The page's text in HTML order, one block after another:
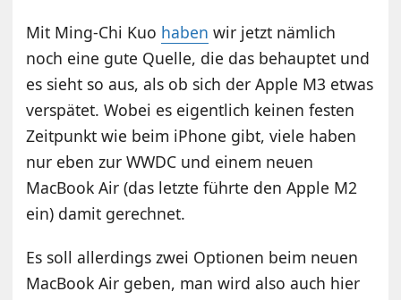
Mit Ming-Chi Kuo haben wir jetzt nämlich
noch eine gute Quelle, die das behauptet und
es sieht so aus, als ob sich der Apple M3 etwas
verspätet. Wobei es eigentlich keinen festen
Zeitpunkt wie beim iPhone gibt, viele haben
nur eben zur WWDC und einem neuen
MacBook Air (das letzte führte den Apple M2
ein) damit gerechnet.
Es soll allerdings zwei Optionen beim neuen
MacBook Air geben, man wird also auch hier